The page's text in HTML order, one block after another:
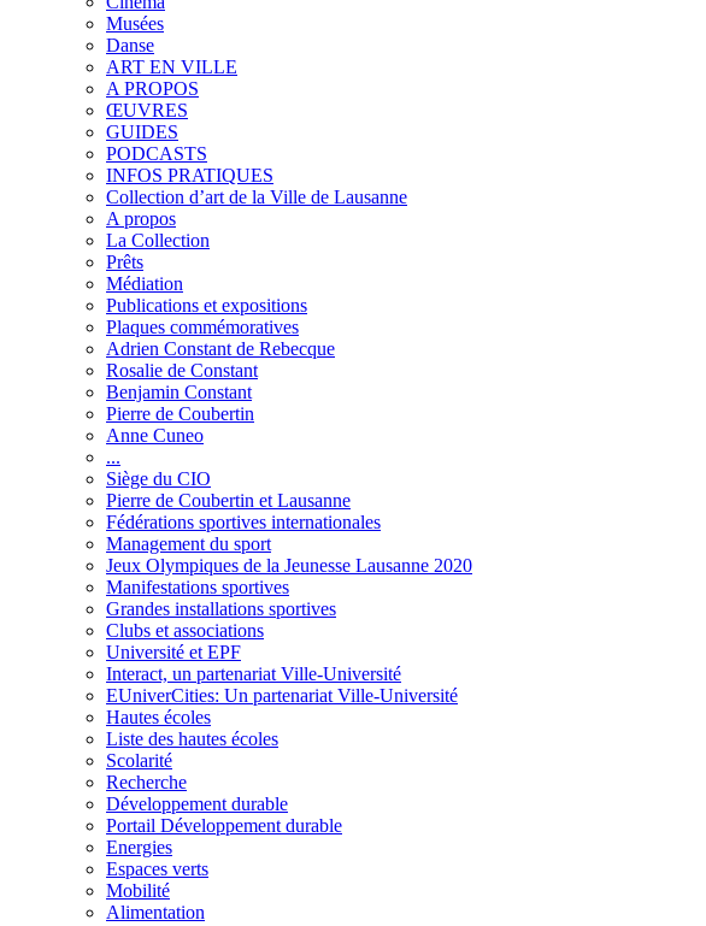
Musées
Danse
ART EN VILLE
A PROPOS
ŒUVRES
GUIDES
PODCASTS
INFOS PRATIQUES
Collection d’art de la Ville de Lausanne
A propos
La Collection
Prêts
Médiation
Publications et expositions
Plaques commémoratives
Adrien Constant de Rebecque
Rosalie de Constant
Benjamin Constant
Pierre de Coubertin
Anne Cuneo
...
Siège du CIO
Pierre de Coubertin et Lausanne
Fédérations sportives internationales
Management du sport
Jeux Olympiques de la Jeunesse Lausanne 2020
Manifestations sportives
Grandes installations sportives
Clubs et associations
Université et EPF
Interact, un partenariat Ville-Université
EUniverCities: Un partenariat Ville-Université
Hautes écoles
Liste des hautes écoles
Scolarité
Recherche
Développement durable
Portail Développement durable
Energies
Espaces verts
Mobilité
Alimentation